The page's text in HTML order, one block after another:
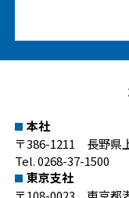
本社
〒386-1211 長野県
Tel.0268-37-1500
東京支社